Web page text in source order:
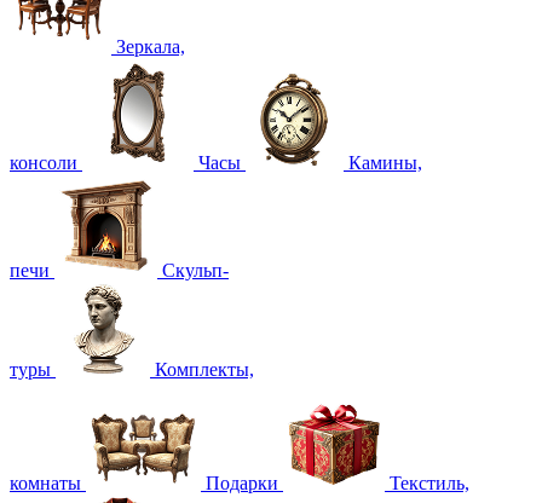
Зеркала,
консоли Часы Камины,
печи Скульп-
туры Комплекты,
комнаты Подарки Текстиль,